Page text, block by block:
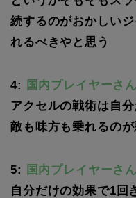
続するのがおかしい
れるべきやと思う
4:
国内プレイヤーさん
アクセルの戦術は自
敵も味方も乗れるのが
5:
国内プレイヤーさん
自分だけの効果で1回